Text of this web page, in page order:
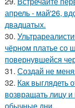
апрель - май'26,
двадцатых.
30.
чёрном платье со
повернувшейся
31. Создай не
32. Как выглядеть
возвращать лицу
обычные дни.